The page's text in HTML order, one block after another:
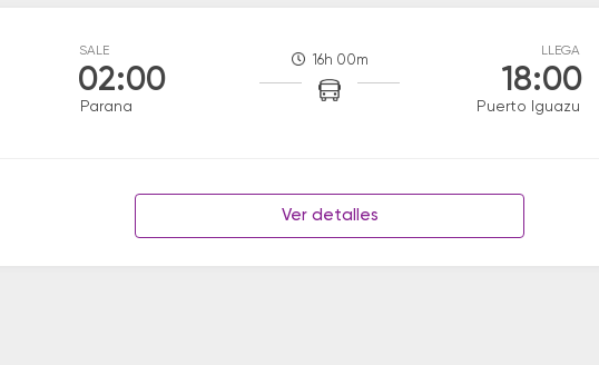
SALE
02:00
Parana
16h 00m
LLEGA
18:00
Puerto Iguazu
Ver detalles